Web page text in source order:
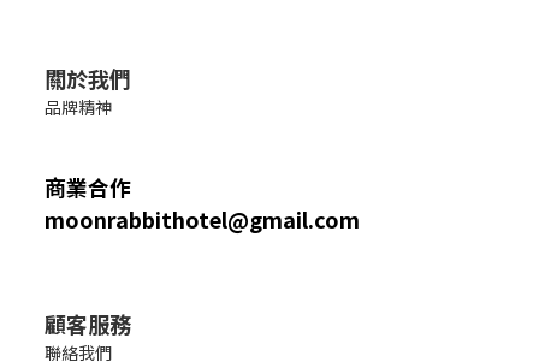
關於我們
品牌精神
商業合作
moonrabbithotel@gmail.com
顧客服務
聯絡我們